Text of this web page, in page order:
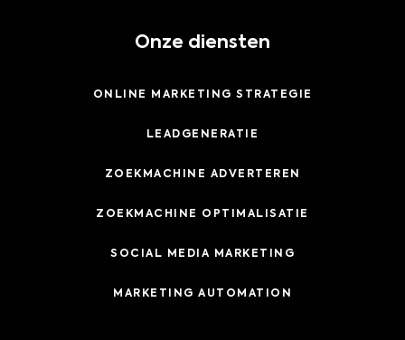
Onze diensten
ONLINE MARKETING STRATEGIE
LEADGENERATIE
ZOEKMACHINE ADVERTEREN
ZOEKMACHINE OPTIMALISATIE
SOCIAL MEDIA MARKETING
MARKETING AUTOMATION